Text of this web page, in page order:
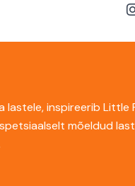
inspireerib
mõeldud